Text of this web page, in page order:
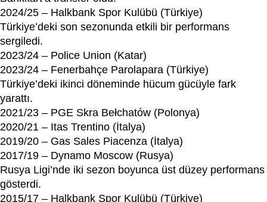
2024/25 – Halkbank Spor Kulübü (Türkiye)
Türkiye’deki son sezonunda etkili bir performans
sergiledi.
2023/24 – Police Union (Katar)
2023/24 – Fenerbahçe Parolapara (Türkiye)
Türkiye’deki ikinci döneminde hücum gücüyle fark
yarattı.
2021/23 – PGE Skra Bełchatów (Polonya)
2020/21 – Itas Trentino (İtalya)
2019/20 – Gas Sales Piacenza (İtalya)
2017/19 – Dynamo Moscow (Rusya)
Rusya Ligi’nde iki sezon boyunca üst düzey performans
gösterdi.
2015/17 – Halkbank Spor Kulübü (Türkiye)